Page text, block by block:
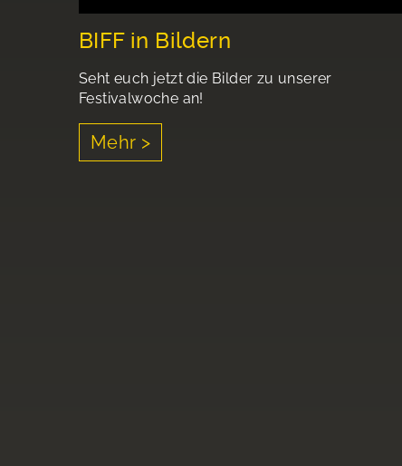
BIFF in Bildern
Seht euch jetzt die Bilder zu unserer
Festivalwoche an!
Mehr >